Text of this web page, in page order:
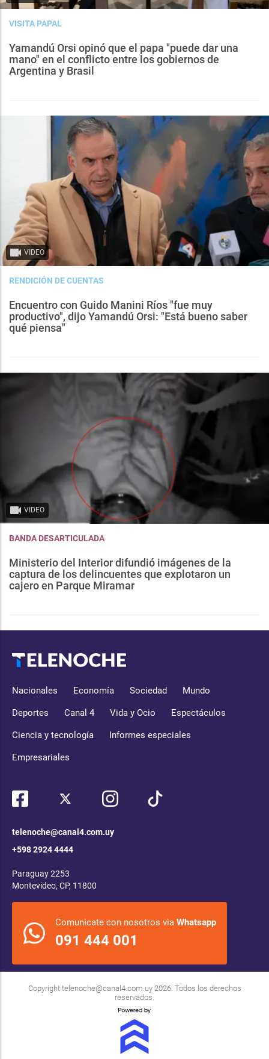
VISITA PAPAL
Yamandú Orsi opinó que el papa "puede dar una
mano" en el conflicto entre los gobiernos de
Argentina y Brasil
VIDEO
RENDICIÓN DE CUENTAS
Encuentro con Guido Manini Ríos "fue muy
productivo", dijo Yamandú Orsi: "Está bueno saber
qué piensa"
VIDEO
BANDA DESARTICULADA
Ministerio del Interior difundió imágenes de la
captura de los delincuentes que explotaron un
cajero en Parque Miramar
Nacionales Economía Sociedad Mundo
Deportes Canal 4 Vida y Ocio Espectáculos
Ciencia y tecnología Informes especiales
Empresariales
telenoche@canal4.com.uy
+598 2924 4444
Paraguay 2253
Montevideo, CP, 11800
Comunicate con nosotros via Whatsapp
091 444 001
Copyright telenoche@canal4.com.uy2026. Todos los derechos
reservados.